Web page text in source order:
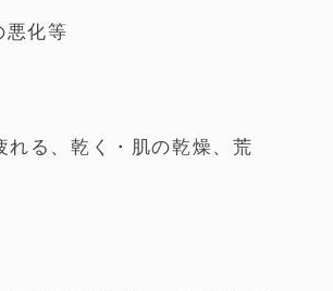
悪化等
る、乾く・肌の乾燥、荒